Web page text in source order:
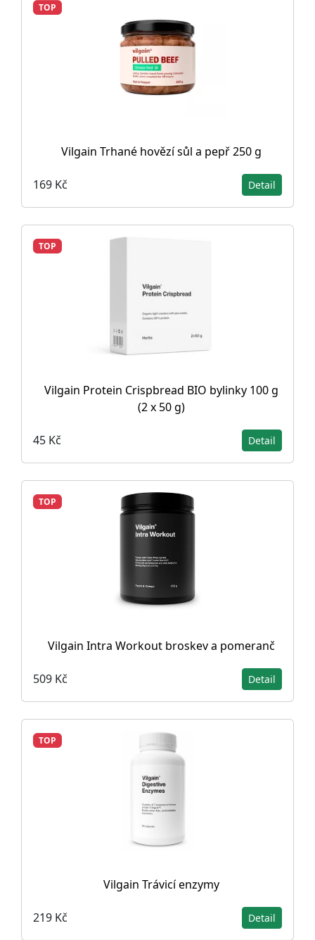
TOP
Vilgain Trhané hovězí sůl a pepř 250 g
169 Kč Detail
TOP
Vilgain Protein Crispbread BIO bylinky 100 g
(2 x 50 g)
45 Kč Detail
TOP
Vilgain Intra Workout broskev a pomeranč
509 Kč Detail
TOP
Vilgain Trávicí enzymy
219 Kč Detail